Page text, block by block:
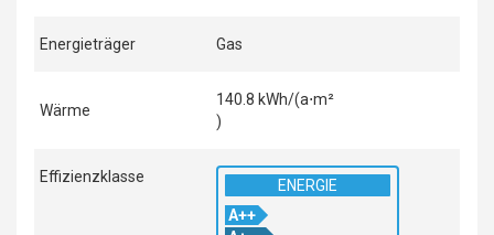
Energieträger Gas
Wärme
140.8 kWh/(a⋅m²
)
Effizienzklasse
ENERGIE
A++